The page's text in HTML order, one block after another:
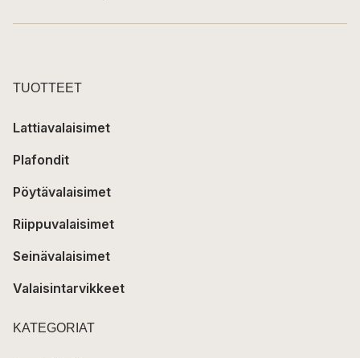
TUOTTEET
Lattiavalaisimet
Plafondit
Pöytävalaisimet
Riippuvalaisimet
Seinävalaisimet
Valaisintarvikkeet
KATEGORIAT